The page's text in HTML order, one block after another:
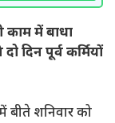
काम में बाधा
दिन पूर्व कर्मियों
बीते शनिवार को